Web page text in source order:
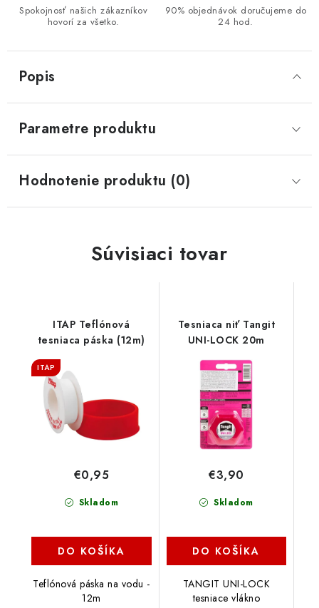
Spokojnosť našich zákazníkov
hovorí za všetko.
90% objednávok doručujeme do
24 hod.
Popis
Parametre produktu
Hodnotenie produktu (0)
Súvisiaci tovar
ITAP Teflónová
tesniaca páska (12m)
ITAP
Skladom
€0,95
DO KOŠÍKA
Teflónová páska na vodu -
12m
Tesniaca niť Tangit
UNI-LOCK 20m
Skladom
€3,90
DO KOŠÍKA
TANGIT UNI-LOCK
tesniace vlákno